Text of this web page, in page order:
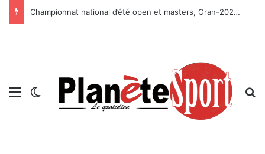
Championnat national d’été open et masters, Oran-2026 — Le CRB s’adjuge le titre
Menu Switch skin